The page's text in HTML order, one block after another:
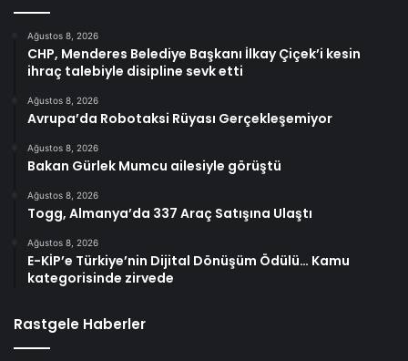
Ağustos 8, 2026
CHP, Menderes Belediye Başkanı İlkay Çiçek’i kesin
ihraç talebiyle disipline sevk etti
Ağustos 8, 2026
Avrupa’da Robotaksi Rüyası Gerçekleşemiyor
Ağustos 8, 2026
Bakan Gürlek Mumcu ailesiyle görüştü
Ağustos 8, 2026
Togg, Almanya’da 337 Araç Satışına Ulaştı
Ağustos 8, 2026
E-KİP’e Türkiye’nin Dijital Dönüşüm Ödülü… Kamu
kategorisinde zirvede
Rastgele Haberler